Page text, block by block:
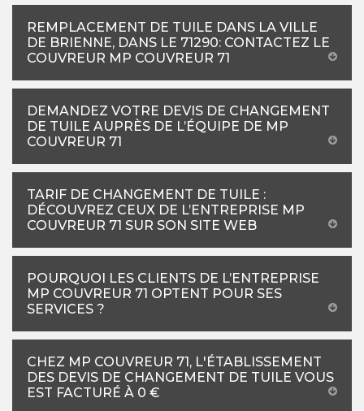
REMPLACEMENT DE TUILE DANS LA VILLE
DE BRIENNE, DANS LE 71290: CONTACTEZ LE
COUVREUR MP COUVREUR 71
DEMANDEZ VOTRE DEVIS DE CHANGEMENT
DE TUILE AUPRÈS DE L’ÉQUIPE DE MP
COUVREUR 71
TARIF DE CHANGEMENT DE TUILE :
DÉCOUVREZ CEUX DE L’ENTREPRISE MP
COUVREUR 71 SUR SON SITE WEB
POURQUOI LES CLIENTS DE L’ENTREPRISE
MP COUVREUR 71 OPTENT POUR SES
SERVICES ?
CHEZ MP COUVREUR 71, L'ÉTABLISSEMENT
DES DEVIS DE CHANGEMENT DE TUILE VOUS
EST FACTURÉ À 0 €